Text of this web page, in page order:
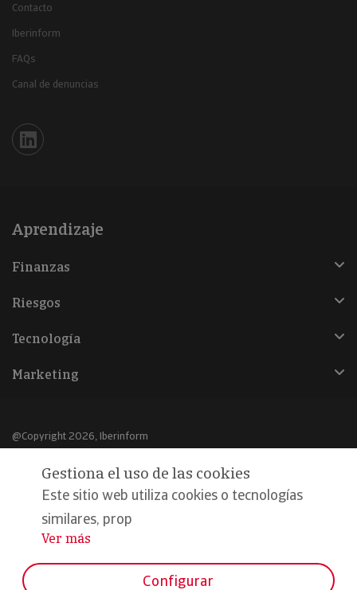
Contacto
Iberinform
FAQs
Canal de denuncias
Iberinform en Linkedin
Aprendizaje
Finanzas
Riesgos
Tecnología
Marketing
@Copyright 2026, Iberinform
Aviso legal
Política de cookies
Declaración de privacidad
Gestiona el uso de las cookies
Este sitio web utiliza cookies o tecnologías
similares, prop
...
Ver más
Configurar